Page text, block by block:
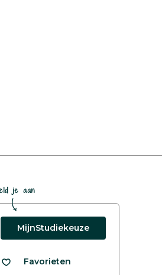
je aan
MijnStudiekeuze
Favorieten